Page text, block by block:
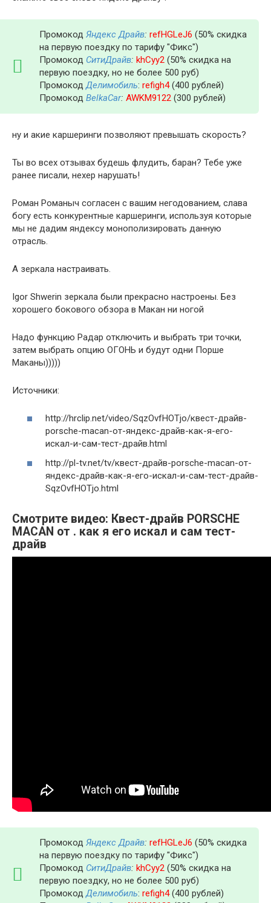
Промокод Яндекс Драйв: refHGLeJ6 (50% скидка
на первую поездку по тарифу "Фикс")
Промокод СитиДрайв: khCyy2 (50% скидка на
первую поездку, но не более 500 руб)
ПромокодДелимобиль: refigh4(400 рублей)
Промокод BelkaCar: AWKM9122 (300 рублей)
ну и акие каршеринги позволяют превышать скорость?
Ты во всех отзывах будешь флудить, баран? Тебе уже
ранее писали, нехер нарушать!
Роман Романыч согласен с вашим негодованием, слава
богу есть конкурентные каршеринги, используя которые
мы не дадим яндексу монополизировать данную
отрасль.
А зеркала настраивать.
Igor Shwerin зеркала были прекрасно настроены. Без
хорошего бокового обзора в Макан ни ногой
Надо функцию Радар отключить и выбрать три точки,
затем выбрать опцию ОГОНЬ и будут одни Порше
Маканы)))))
Источники:
http://hrclip.net/video/SqzOvfHOTjo/квест-драйв-
porsche-macan-от-яндекс-драйв-как-я-его-
искал-и-сам-тест-драйв.html
http://pl-tv.net/tv/квест-драйв-porsche-macan-от-
яндекс-драйв-как-я-его-искал-и-сам-тест-драйв-
SqzOvfHOTjo.html
Смотрите видео: Квест-драйв PORSCHE
MACAN от . как я его искал и сам тест-
драйв
Промокод Яндекс Драйв: refHGLeJ6 (50% скидка
на первую поездку по тарифу "Фикс")
Промокод СитиДрайв: khCyy2 (50% скидка на
первую поездку, но не более 500 руб)
ПромокодДелимобиль: refigh4(400 рублей)